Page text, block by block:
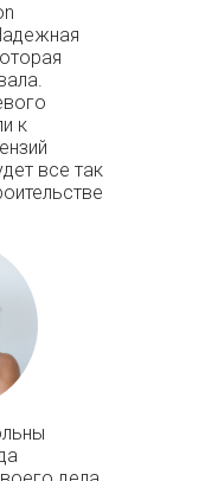
к
все так